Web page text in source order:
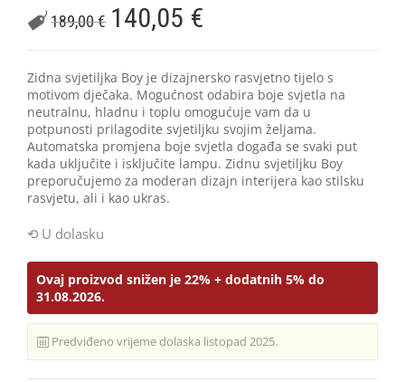
189,00€ 140,05 €
Zidna svjetiljka Boy je dizajnersko rasvjetno tijelo s
motivom dječaka. Mogućnost odabira boje svjetla na
neutralnu, hladnu i toplu omogućuje vam da u
potpunosti prilagodite svjetiljku svojim željama.
Automatska promjena boje svjetla događa se svaki put
kada uključite i isključite lampu. Zidnu svjetiljku Boy
preporučujemo za moderan dizajn interijera kao stilsku
rasvjetu, ali i kao ukras.
U dolasku
Ovaj proizvod snižen je 22% + dodatnih 5% do
31.08.2026.
Predviđeno vrijeme dolaska listopad 2025.